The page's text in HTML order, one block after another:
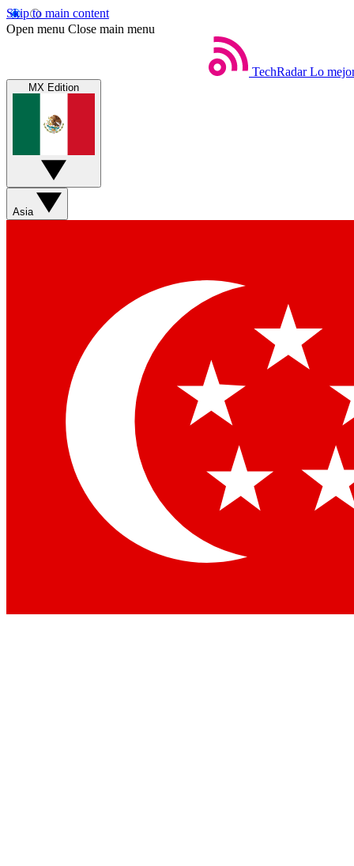
Skip to main content
Open menu Close main menu
TechRadar Lo
MX Edition
Asia